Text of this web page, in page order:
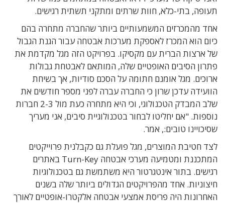
תעופה, בתי-כלא, חוות שרתים ומתקני תשתית רגישים.
אחד מהמכרזים המשמעותיים ביותר שהחברה מתחרה בהם
כיום הוא המכרז לאספקת מערכות אבטחה עבור הגנת הגבול
של ארצות הברית עם מקסיקו. בפרויקט הזה מגל מקדמת את
פתרון הסיבים האופטיים שלה, המותאם לאבטחת גבולות
ארוכים. מגל אומנם חתומה על הסכם סודיות, אך בשיחת
הוועידה עדכן שרון כי החברה עברה לפני מספר חודשים את
שלב המבדק הטכנולוגי, וכי היא מתחרה כעת מול 2-3 חברות
נוספות. "אם יחליטו לבחור בטכנולוגיית סיבים, אני מעריך
שסיכויינו טובים:, אמר.
לצד חטיבת המוצרים, מגל פועלת גם כקבלנית פרוייקטים
המתכננת ומטמיעה מערכי אבטחה Turn-Key באתרים
רגישים. בתור אינטגרטור היא משתמשת גם בטכנולוגיות
חיצוניות. אחד מהפרויקטים הגדולים ביותר שלה בשנים
האחרונות היה פריסת אמצעי אבטחה אלקטרו-אופטיים לאורך